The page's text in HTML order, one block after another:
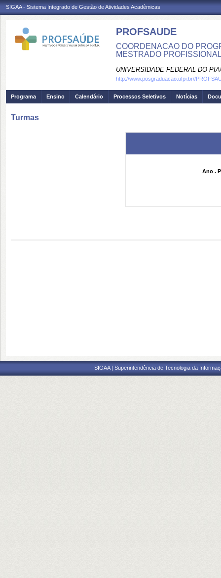
SIGAA - Sistema Integrado de Gestão de Atividades Acadêmicas
PROFSAUDE
COORDENACAO DO
MESTRADO
UNIVERSIDADE FEDERAL DO
http://www.posgraduacao.ufpi.br//
Programa Ensino Calendário Processos Seletivos Notícias
Turmas
Ano .
SIGAA | Superintendência de Tecnologia da